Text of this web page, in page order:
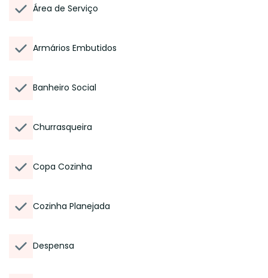
Área de Serviço
Armários Embutidos
Banheiro Social
Churrasqueira
Copa Cozinha
Cozinha Planejada
Despensa